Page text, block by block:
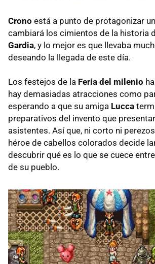
Crono está a punto de protagonizar
cambiará los cimientos de la historia
Gardia, y lo mejor es que llevaba
deseando la llegada de este día.
Los festejos de la Feria del milenio
hay demasiadas atracciones como
esperando a que su amiga Lucca
preparativos del invento que
asistentes. Así que, ni corto ni
héroe de cabellos colorados decide
descubrir qué es lo que se cuece
de su pueblo.